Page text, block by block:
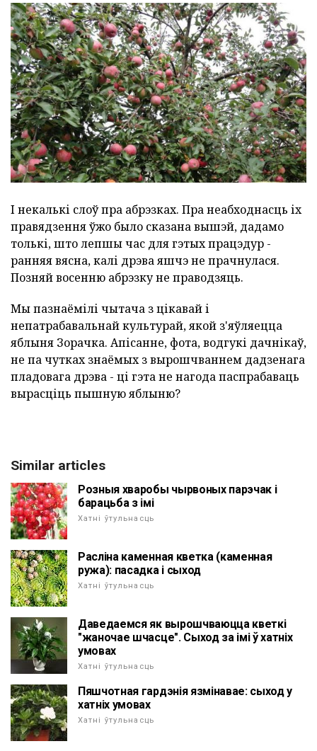
І некалькі слоў пра абрэзках. Пра неабходнасць іх
правядзення ўжо было сказана вышэй, дадамо
толькі, што лепшы час для гэтых працэдур -
ранняя вясна, калі дрэва яшчэ не прачнулася.
Позняй восенню абрэзку не праводзяць.
Мы пазнаёмілі чытача з цікавай і
непатрабавальнай культурай, якой з'яўляецца
яблыня Зорачка. Апісанне, фота, водгукі дачнікаў,
не па чутках знаёмых з вырошчваннем дадзенага
пладовага дрэва - ці гэта не нагода паспрабаваць
вырасціць пышную яблыню?
Similar articles
Розныя хваробы чырвоных парэчак і
барацьба з імі
Хатні ўтульнасць
Расліна каменная кветка (каменная
ружа): пасадка і сыход
Хатні ўтульнасць
Даведаемся як вырошчваюцца кветкі
"жаночае шчасце". Сыход за імі ў хатніх
умовах
Хатні ўтульнасць
Пяшчотная гардэнія язмінавае: сыход у
хатніх умовах
Хатні ўтульнасць